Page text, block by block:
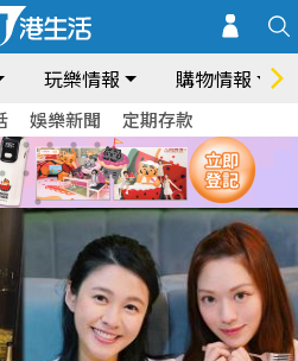
玩樂情報 購物情報
娛樂新聞 定期存款